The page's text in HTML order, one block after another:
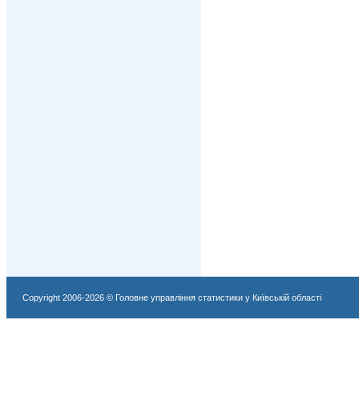
Copyright 2006-2026 © Головне управління статистики у Київській області